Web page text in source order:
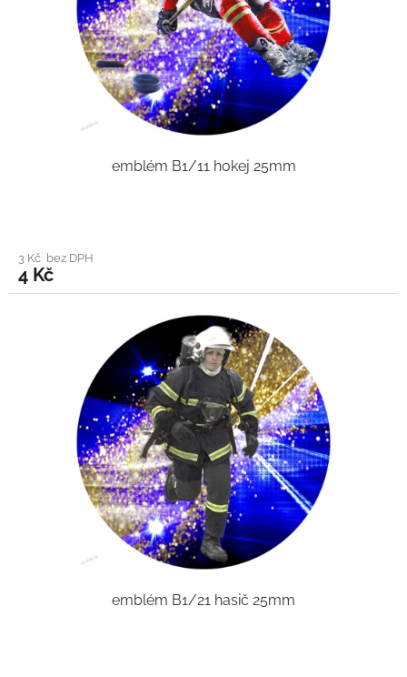
emblém B1/11 hokej 25mm
3 Kč bez DPH
4 Kč
emblém B1/21 hasič 25mm